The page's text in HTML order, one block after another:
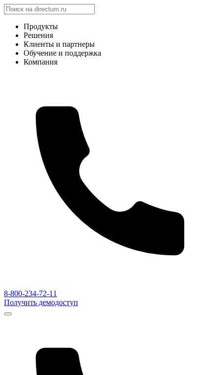
Продукты
Решения
Клиенты и партнеры
Обучение и поддержка
Компания
8-800-234-72-11
Получить демодоступ